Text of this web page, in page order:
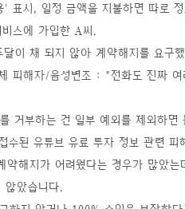
표시, 일정 금액을 지불하면 따로
스에 가입한 A씨.
이 채 되지 않아 계약해지를 요구
피해자/음성변조 : "전화도 진짜
거부하는 건 일부 예외를 제외하면
수된 유튜브 유료 투자 정보 관련
약해지가 어려웠다는 경우가 많았
않았습니다.